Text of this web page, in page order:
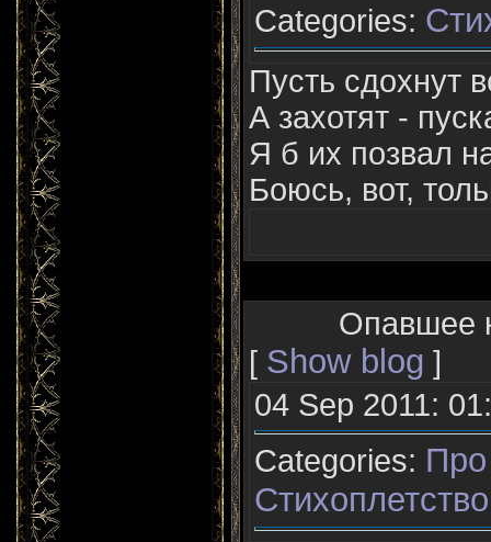
Categories:
Пусть сдохнут
А захотят -
Я б их позвал
Боюсь, вот,
Опавшее
[ Show blog ]
04 Sep 2011:
Categories:
Стихоплетство